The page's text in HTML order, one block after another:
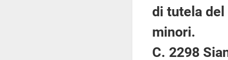
di tutela
minori.
C. 2298